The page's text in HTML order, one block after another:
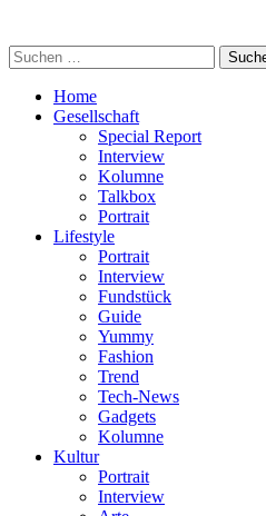
Suchen
nach:
Home
Gesellschaft
Special Report
Interview
Kolumne
Talkbox
Portrait
Lifestyle
Portrait
Interview
Fundstück
Guide
Yummy
Fashion
Trend
Tech-News
Gadgets
Kolumne
Kultur
Portrait
Interview